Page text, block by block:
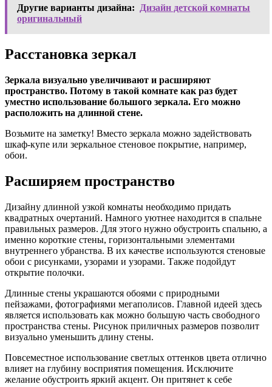
Другие варианты дизайна:
Дизайн детской комнаты
оригинальный
Расстановка зеркал
Зеркала визуально увеличивают и расширяют
пространство. Потому в такой комнате как раз будет
уместно использование большого зеркала. Его можно
расположить на длинной стене.
Возьмите на заметку! Вместо зеркала можно задействовать
шкаф-купе или зеркальное стеновое покрытие, например,
обои.
Расширяем пространство
Дизайну длинной узкой комнаты необходимо придать
квадратных очертаний. Намного уютнее находится в спальне
правильных размеров. Для этого нужно обустроить спальню, а
именно короткие стены, горизонтальными элементами
внутреннего убранства. В их качестве используются стеновые
обои с рисунками, узорами и узорами. Также подойдут
открытие полочки.
Длинные стены украшаются обоями с природными
пейзажами, фотографиями мегаполисов. Главной идеей здесь
является использовать как можно большую часть свободного
пространства стены. Рисунок приличных размеров позволит
визуально уменьшить длину стены.
Повсеместное использование светлых оттенков цвета отлично
влияет на глубину восприятия помещения. Исключите
желание обустроить яркий акцент. Он притянет к себе